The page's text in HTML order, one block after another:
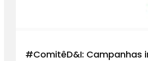
#ComitêD&I: Campanhas